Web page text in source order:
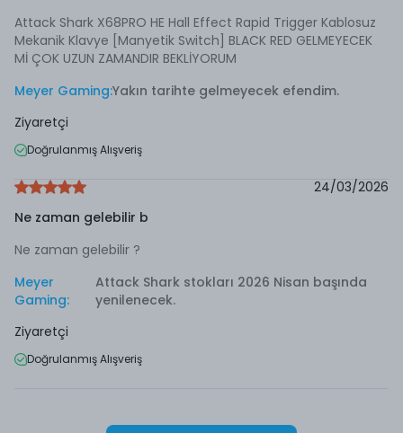
Ziyaretçi
Doğrulanmış Alışveriş
Attack Shark X68PRO HE Hall Effect Rapid Trigger Kablosuz
Mekanik Klavye [Manyetik Switch] BLACK RED GELMEYECEK
Mİ ÇOK UZUN ZAMANDIR BEKLİYORUM
Meyer Gaming:Yakın tarihte gelmeyecek efendim.
Ziyaretçi
Doğrulanmış Alışveriş
24/03/2026
Ne zaman gelebilir b
Ne zaman gelebilir ?
Meyer
Gaming:
Attack Shark stokları 2026 Nisan başında
yenilenecek.